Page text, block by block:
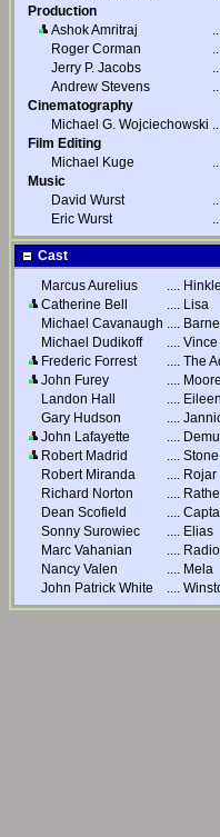
Production
Ashok Amritraj
Roger Corman
Jerry P. Jacobs
Andrew Stevens
Cinematography
Michael G. Wojciechowski
Film Editing
Michael Kuge
Music
David Wurst
Eric Wurst
Cast
Marcus Aurelius
.... Hinkle
Catherine Bell
.... Lisa
Michael Cavanaugh ....
Michael Dudikoff
.... Vince
Frederic Forrest
.... The
John Furey
.... Moore
Landon Hall
.... Eileen
Gary Hudson
....
John Lafayette
....
Robert Madrid
.... Stone
Robert Miranda
.... Rojar
Richard Norton
....
Dean Scofield
....
Sonny Surowiec
.... Elias
Marc Vahanian
....
Nancy Valen
.... Mela
John Patrick White
....